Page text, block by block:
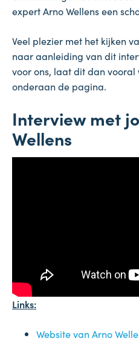
expert Arno Wellens een
Veel plezier met het kijken
naar aanleiding van dit
voor ons, laat dit dan vooral
onderaan de pagina.
Interview met
Wellens
Links:
Website van Arno